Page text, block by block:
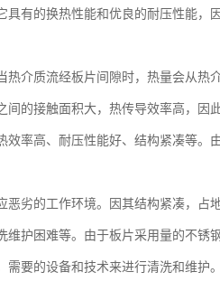
有的换热性能和优良的耐压性能，
介质流经板片间隙时，热量会从热
的接触面积大，热传导效率高，因
率高、耐压性能好、结构紧凑等。
劣的工作环境。因其结构紧凑，占
护困难等。由于板片采用量的不锈
要的设备和技术来进行清洗和维护。